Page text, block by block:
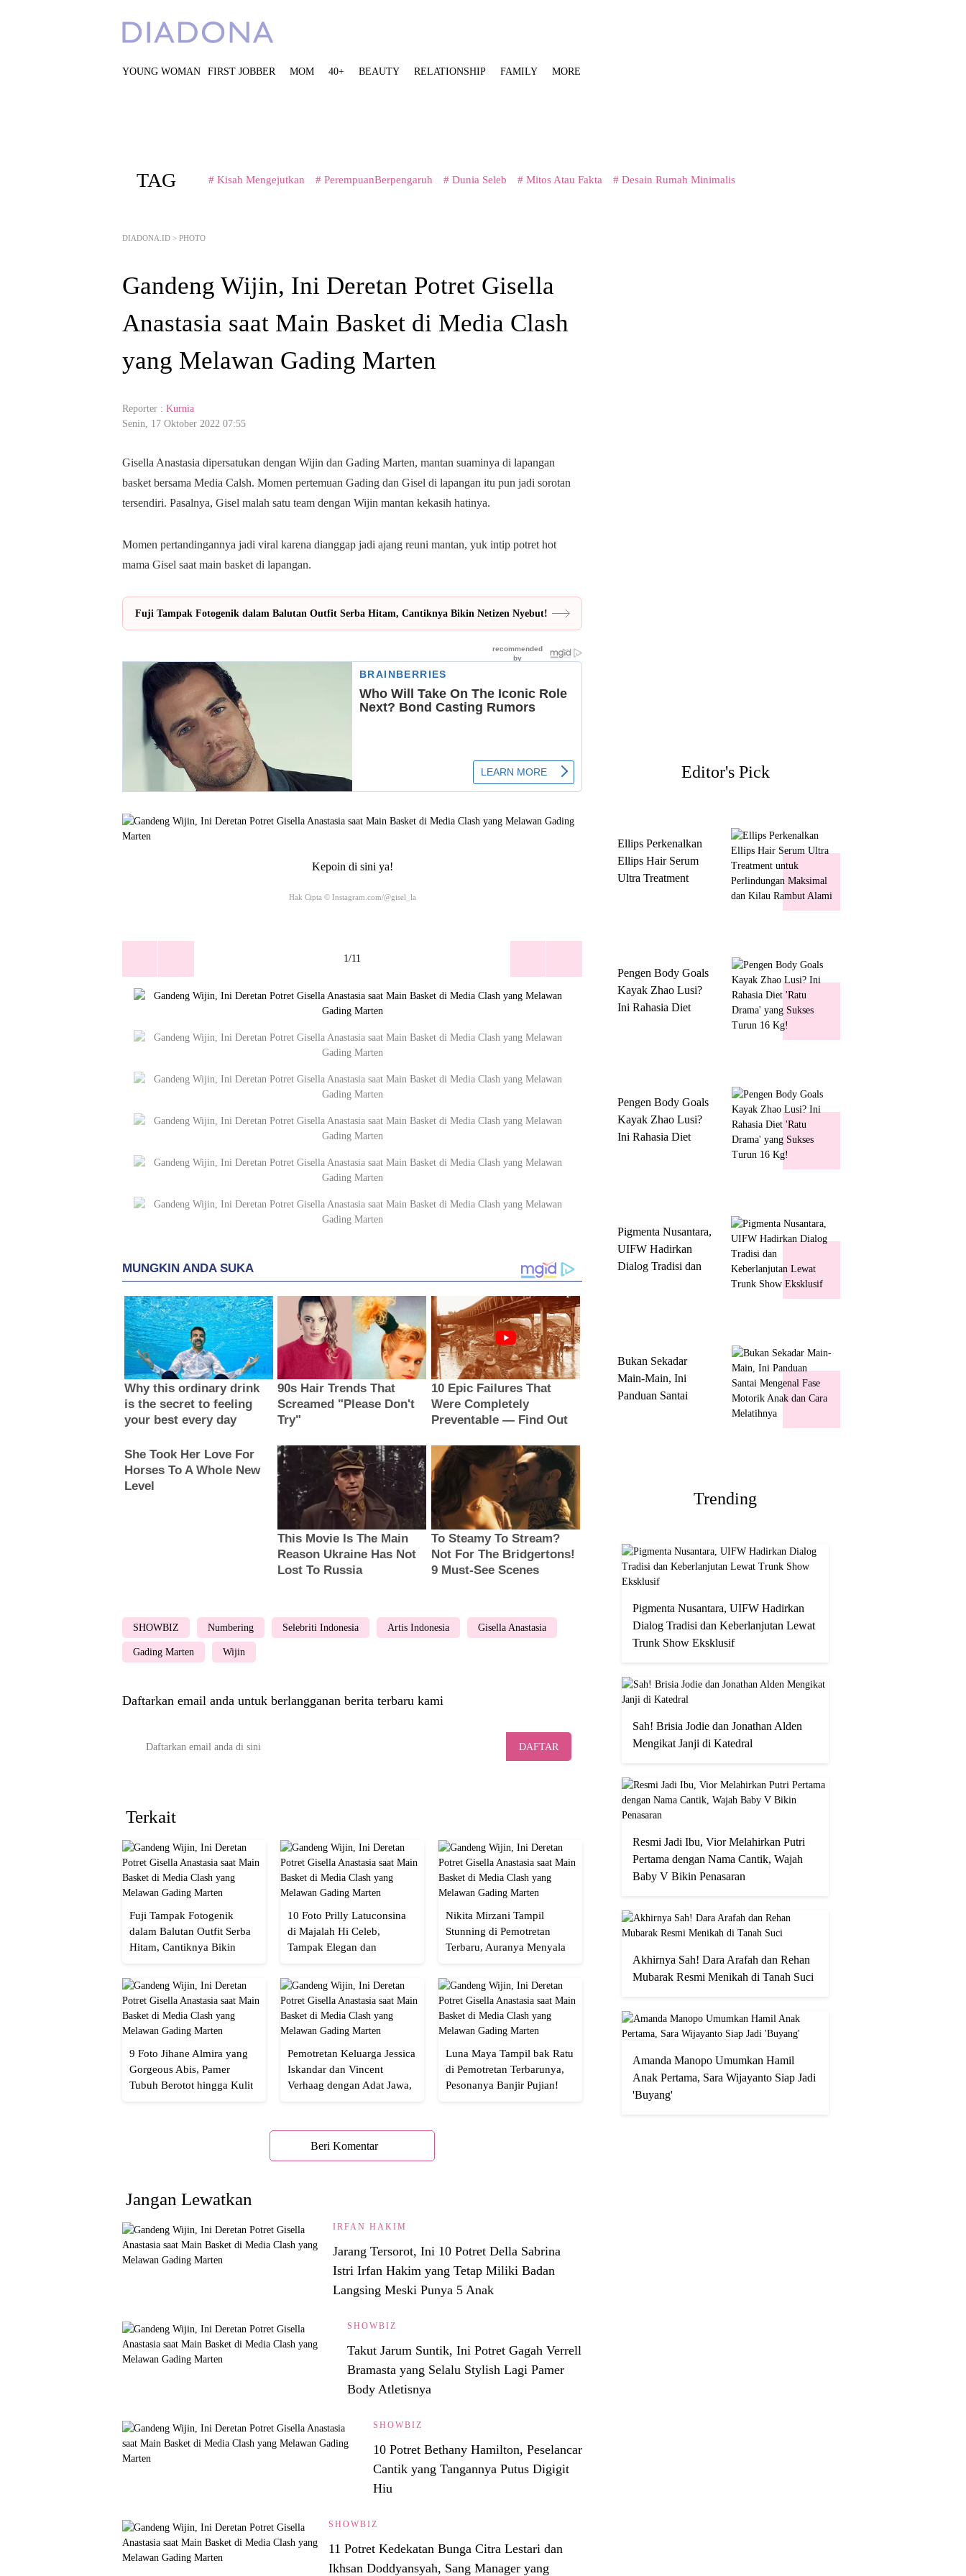
YOUNG WOMAN FIRST JOBBER MOM 40+ BEAUTY RELATIONSHIP FAMILY MORE
TAG # Kisah Mengejutkan # PerempuanBerpengaruh # Dunia Seleb # Mitos Atau Fakta # Desain Rumah Minimalis
DIADONA.ID > PHOTO
Gandeng Wijin, Ini Deretan Potret Gisella
Anastasia saat Main Basket di Media Clash
yang Melawan Gading Marten
Reporter : Kurnia
Senin, 17 Oktober 2022 07:55
Gisella Anastasia dipersatukan dengan Wijin dan Gading Marten, mantan suaminya di lapangan
basket bersama Media Calsh. Momen pertemuan Gading dan Gisel di lapangan itu pun jadi sorotan
tersendiri. Pasalnya, Gisel malah satu team dengan Wijin mantan kekasih hatinya.
Momen pertandingannya jadi viral karena dianggap jadi ajang reuni mantan, yuk intip potret hot
mama Gisel saat main basket di lapangan.
Fuji Tampak Fotogenik dalam Balutan Outfit Serba Hitam, Cantiknya Bikin Netizen Nyebut!
Kepoin di sini ya!
Hak Cipta © Instagram.com/@gisel_la
1/11
SHOWBIZ Numbering Selebriti Indonesia Artis Indonesia Gisella Anastasia
Gading Marten Wijin
Daftarkan email anda untuk berlangganan berita terbaru kami
DAFTAR
Terkait
Fuji Tampak Fotogenik
dalam Balutan Outfit Serba
Hitam, Cantiknya Bikin
10 Foto Prilly Latuconsina
di Majalah Hi Celeb,
Tampak Elegan dan
Nikita Mirzani Tampil
Stunning di Pemotretan
Terbaru, Auranya Menyala
9 Foto Jihane Almira yang
Gorgeous Abis, Pamer
Tubuh Berotot hingga Kulit
Pemotretan Keluarga Jessica
Iskandar dan Vincent
Verhaag dengan Adat Jawa,
Luna Maya Tampil bak Ratu
di Pemotretan Terbarunya,
Pesonanya Banjir Pujian!
Beri Komentar
Jangan Lewatkan
IRFAN HAKIM
Jarang Tersorot, Ini 10 Potret Della Sabrina
Istri Irfan Hakim yang Tetap Miliki Badan
Langsing Meski Punya 5 Anak
SHOWBIZ
Takut Jarum Suntik, Ini Potret Gagah Verrell
Bramasta yang Selalu Stylish Lagi Pamer
Body Atletisnya
SHOWBIZ
10 Potret Bethany Hamilton, Peselancar
Cantik yang Tangannya Putus Digigit
Hiu
SHOWBIZ
11 Potret Kedekatan Bunga Citra Lestari dan
Ikhsan Doddyansyah, Sang Manager yang
Editor's Pick
Ellips Perkenalkan
Ellips Hair Serum
Ultra Treatment
Pengen Body Goals
Kayak Zhao Lusi?
Ini Rahasia Diet
Pengen Body Goals
Kayak Zhao Lusi?
Ini Rahasia Diet
Pigmenta Nusantara,
UIFW Hadirkan
Dialog Tradisi dan
Bukan Sekadar
Main-Main, Ini
Panduan Santai
Trending
Pigmenta Nusantara, UIFW Hadirkan
Dialog Tradisi dan Keberlanjutan Lewat
Trunk Show Eksklusif
Sah! Brisia Jodie dan Jonathan Alden
Mengikat Janji di Katedral
Resmi Jadi Ibu, Vior Melahirkan Putri
Pertama dengan Nama Cantik, Wajah
Baby V Bikin Penasaran
Akhirnya Sah! Dara Arafah dan Rehan
Mubarak Resmi Menikah di Tanah Suci
Amanda Manopo Umumkan Hamil
Anak Pertama, Sara Wijayanto Siap Jadi
'Buyang'